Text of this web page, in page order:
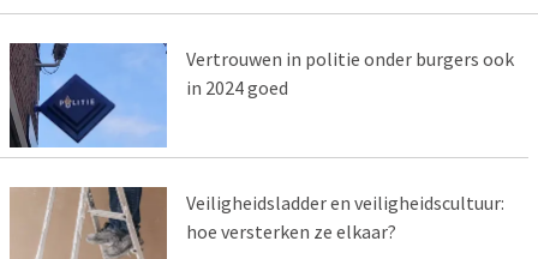
Vertrouwen in politie onder burgers ook
in 2024 goed
Veiligheidsladder en veiligheidscultuur:
hoe versterken ze elkaar?